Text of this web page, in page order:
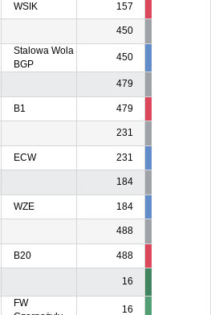
WSIK 157
450
Stalowa Wola
BGP
450
479
B1 479
231
ECW 231
184
WZE 184
488
B20 488
16
FW
16